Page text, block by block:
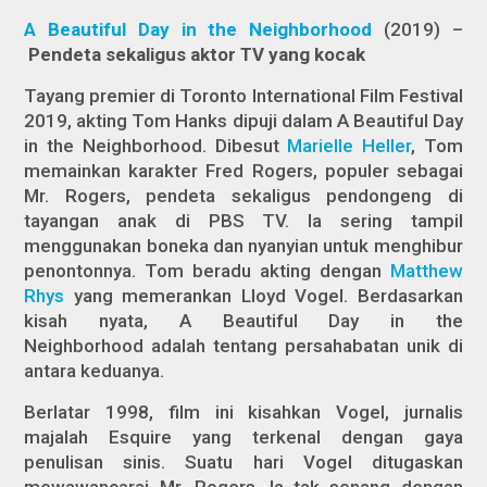
A Beautiful Day in the Neighborhood
(2019) –
Pendeta sekaligus aktor TV yang kocak
Tayang premier di Toronto International Film Festival
2019, akting Tom Hanks dipuji dalam A Beautiful Day
in the Neighborhood. Dibesut Marielle Heller, Tom
memainkan karakter Fred Rogers, populer sebagai
Mr. Rogers, pendeta sekaligus pendongeng di
tayangan anak di PBS TV. Ia sering tampil
menggunakan boneka dan nyanyian untuk menghibur
penontonnya. Tom beradu akting dengan Matthew
Rhys yang memerankan Lloyd Vogel. Berdasarkan
kisah nyata, A Beautiful Day in the
Neighborhood adalah tentang persahabatan unik di
antara keduanya.
Berlatar 1998, film ini kisahkan Vogel, jurnalis
majalah Esquire yang terkenal dengan gaya
penulisan sinis. Suatu hari Vogel ditugaskan